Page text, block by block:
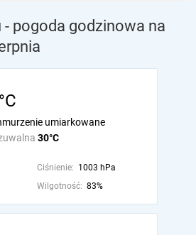
pogoda godzinowa na
30°C
umiarkowane
Ciśnienie: 1003 hPa
Wilgotność: 83%